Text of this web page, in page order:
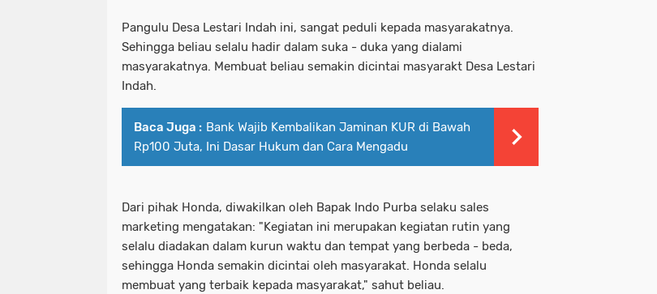
Pangulu Desa Lestari Indah ini, sangat peduli kepada masyarakatnya.
Sehingga beliau selalu hadir dalam suka - duka yang dialami
masyarakatnya. Membuat beliau semakin dicintai masyarakt Desa Lestari
Indah.
Baca Juga : Bank Wajib Kembalikan Jaminan KUR di Bawah
Rp100 Juta, Ini Dasar Hukum dan Cara Mengadu
Dari pihak Honda, diwakilkan oleh Bapak Indo Purba selaku sales
marketing mengatakan: "Kegiatan ini merupakan kegiatan rutin yang
selalu diadakan dalam kurun waktu dan tempat yang berbeda - beda,
sehingga Honda semakin dicintai oleh masyarakat. Honda selalu
membuat yang terbaik kepada masyarakat," sahut beliau.